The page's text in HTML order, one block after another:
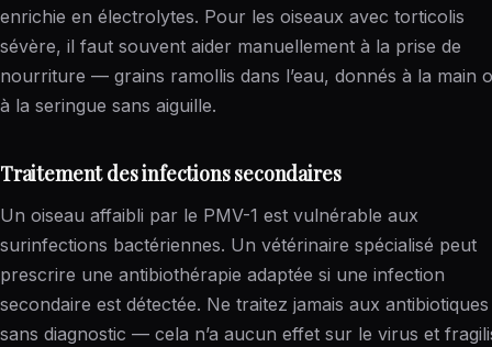
enrichie en électrolytes. Pour les oiseaux avec torticolis
sévère, il faut souvent aider manuellement à la prise de
nourriture — grains ramollis dans l’eau, donnés à la main
à la seringue sans aiguille.
Traitement des infections secondaires
Un oiseau affaibli par le PMV-1 est vulnérable aux
surinfections bactériennes. Un vétérinaire spécialisé peut
prescrire une antibiothérapie adaptée si une infection
secondaire est détectée. Ne traitez jamais aux antibiotiques
sans diagnostic — cela n’a aucun effet sur le virus et